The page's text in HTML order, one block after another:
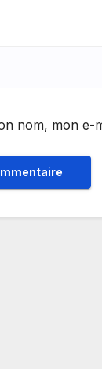
nom, mon e-